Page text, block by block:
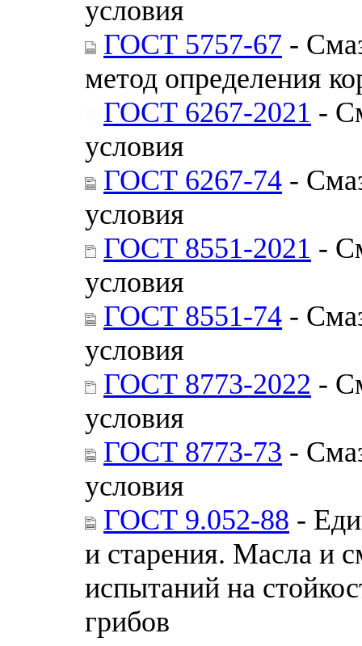
условия
ГОСТ 5757-67 -
метод определения
ГОСТ 6267-2021 -
условия
ГОСТ 6267-74 -
условия
ГОСТ 8551-2021 -
условия
ГОСТ 8551-74 -
условия
ГОСТ 8773-2022 -
условия
ГОСТ 8773-73 -
условия
ГОСТ 9.052-88 -
и старения. Масла и
испытаний на
грибов